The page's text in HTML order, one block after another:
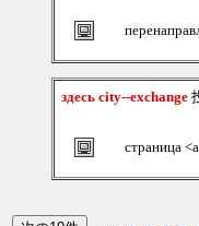
здесь city--exchange
страница